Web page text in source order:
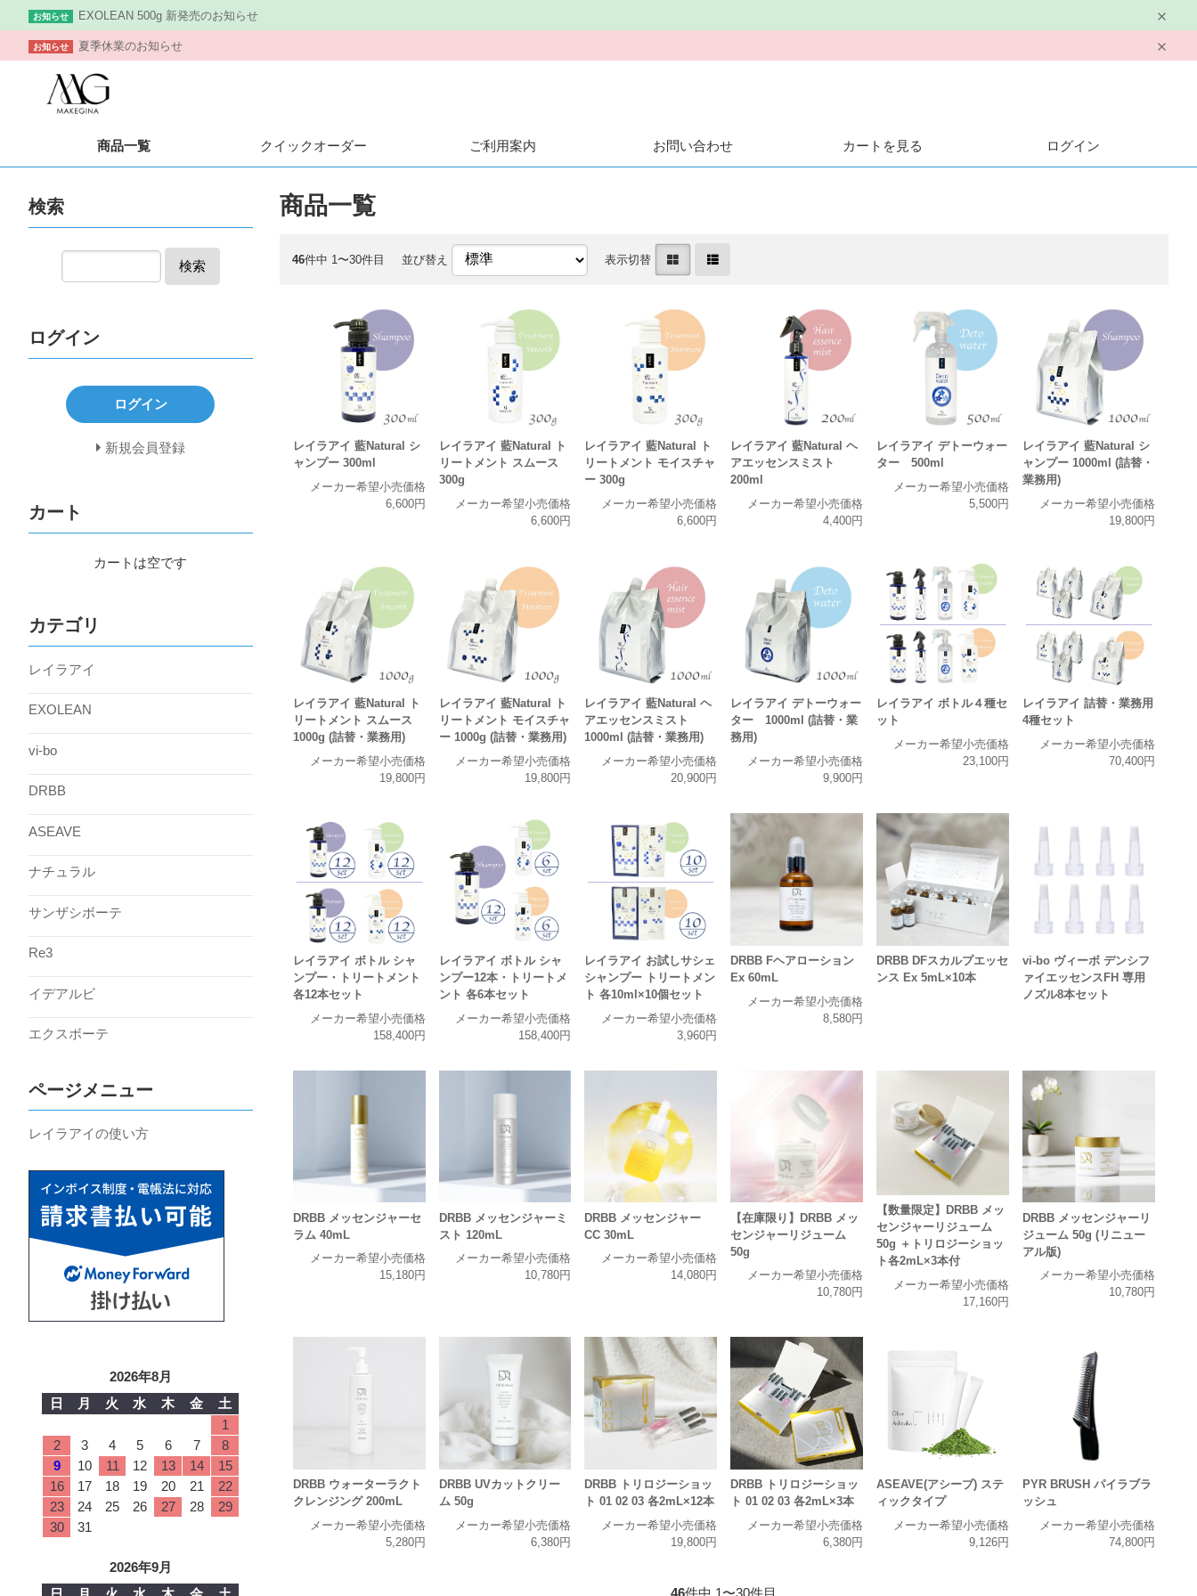
お知らせ EXOLEAN 500g 新発売のお知らせ
お知らせ 夏季休業のお知らせ
商品一覧 クイックオーダー ご利用案内 お問い合わせ カートを見る ログイン
商品一覧
46件中 1〜30件目 並び替え 表示切替
レイラアイ 藍Natural シ
ャンプー 300ml
メーカー希望小売価格
6,600円
レイラアイ 藍Natural ト
リートメント スムース
300g
メーカー希望小売価格
6,600円
レイラアイ 藍Natural ト
リートメント モイスチャ
ー 300g
メーカー希望小売価格
6,600円
レイラアイ 藍Natural ヘ
アエッセンスミスト
200ml
メーカー希望小売価格
4,400円
レイラアイ デトーウォー
ター 500ml
メーカー希望小売価格
5,500円
レイラアイ 藍Natural シ
ャンプー 1000ml (詰替・
業務用)
メーカー希望小売価格
19,800円
レイラアイ 藍Natural ト
リートメント スムース
1000g (詰替・業務用)
メーカー希望小売価格
19,800円
レイラアイ 藍Natural ト
リートメント モイスチャ
ー 1000g (詰替・業務用)
メーカー希望小売価格
19,800円
レイラアイ 藍Natural ヘ
アエッセンスミスト
1000ml (詰替・業務用)
メーカー希望小売価格
20,900円
レイラアイ デトーウォー
ター 1000ml (詰替・業
務用)
メーカー希望小売価格
9,900円
レイラアイ ボトル４種セ
ット
メーカー希望小売価格
23,100円
レイラアイ 詰替・業務用
4種セット
メーカー希望小売価格
70,400円
レイラアイ ボトル シャ
ンプー・トリートメント
各12本セット
メーカー希望小売価格
158,400円
レイラアイ ボトル シャ
ンプー12本・トリートメ
ント 各6本セット
メーカー希望小売価格
158,400円
レイラアイ お試しサシェ
シャンプー トリートメン
ト 各10ml×10個セット
メーカー希望小売価格
3,960円
DRBB Fヘアローション
Ex 60mL
メーカー希望小売価格
8,580円
DRBB DFスカルプエッセ
ンス Ex 5mL×10本
vi-bo ヴィーボ デンシフ
ァイエッセンスFH 専用
ノズル8本セット
DRBB メッセンジャーセ
ラム 40mL
メーカー希望小売価格
15,180円
DRBB メッセンジャーミ
スト 120mL
メーカー希望小売価格
10,780円
DRBB メッセンジャー
CC 30mL
メーカー希望小売価格
14,080円
【在庫限り】DRBB メッ
センジャーリジューム
50g
メーカー希望小売価格
10,780円
【数量限定】DRBB メッ
センジャーリジューム
50g ＋トリロジーショッ
ト各2mL×3本付
メーカー希望小売価格
17,160円
DRBB メッセンジャーリ
ジューム 50g (リニュー
アル版)
メーカー希望小売価格
10,780円
DRBB ウォーターラクト
クレンジング 200mL
メーカー希望小売価格
5,280円
DRBB UVカットクリー
ム 50g
メーカー希望小売価格
6,380円
DRBB トリロジーショッ
ト 01 02 03 各2mL×12本
メーカー希望小売価格
19,800円
DRBB トリロジーショッ
ト 01 02 03 各2mL×3本
メーカー希望小売価格
6,380円
ASEAVE(アシーブ) ステ
ィックタイプ
メーカー希望小売価格
9,126円
PYR BRUSH パイラブラ
ッシュ
メーカー希望小売価格
74,800円
検索
検索
ログイン
ログイン
新規会員登録
カート
カートは空です
カテゴリ
レイラアイ
EXOLEAN
vi-bo
DRBB
ASEAVE
ナチュラル
サンザシボーテ
Re3
イデアルビ
エクスボーテ
ページメニュー
レイラアイの使い方
2026年8月
日
月 火 水 木 金
土
1
2
3 4 5 6 7
8
9
10 11 12 13 14
15
16
17 18 19 20 21
22
23
24 25 26 27 28
29
30
31
2026年9月